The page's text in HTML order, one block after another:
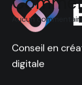
Aucun
Conseil en
digitale